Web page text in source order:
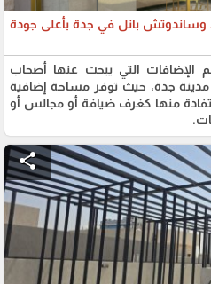
وساندوتش بانل في جدة بأعلى جودة
الإضافات التي يبحث عنها أصحاب
مدينة جدة، حيث توفر مساحة إضافية
منها كغرف ضيافة أو مجالس أو
share